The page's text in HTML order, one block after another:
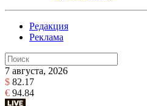
Редакция
Реклама
7 августа, 2026
$ 82.17
€ 94.84